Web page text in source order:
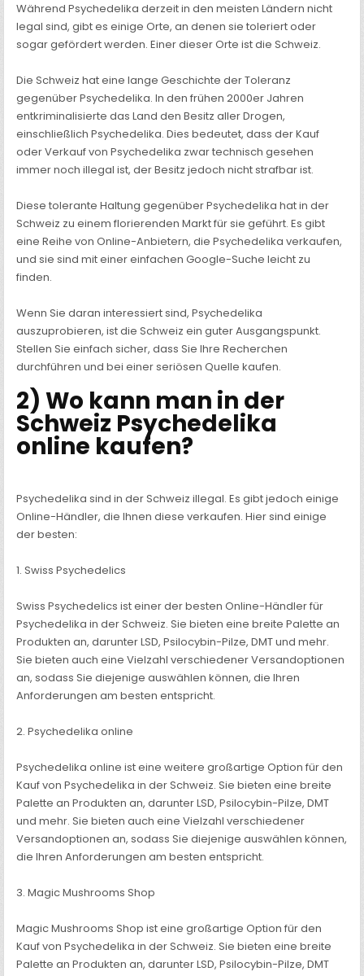
Während Psychedelika derzeit in den meisten Ländern nicht
legal sind, gibt es einige Orte, an denen sie toleriert oder
sogar gefördert werden. Einer dieser Orte ist die Schweiz.
Die Schweiz hat eine lange Geschichte der Toleranz
gegenüber Psychedelika. In den frühen 2000er Jahren
entkriminalisierte das Land den Besitz aller Drogen,
einschließlich Psychedelika. Dies bedeutet, dass der Kauf
oder Verkauf von Psychedelika zwar technisch gesehen
immer noch illegal ist, der Besitz jedoch nicht strafbar ist.
Diese tolerante Haltung gegenüber Psychedelika hat in der
Schweiz zu einem florierenden Markt für sie geführt. Es gibt
eine Reihe von Online-Anbietern, die Psychedelika verkaufen,
und sie sind mit einer einfachen Google-Suche leicht zu
finden.
Wenn Sie daran interessiert sind, Psychedelika
auszuprobieren, ist die Schweiz ein guter Ausgangspunkt.
Stellen Sie einfach sicher, dass Sie Ihre Recherchen
durchführen und bei einer seriösen Quelle kaufen.
2) Wo kann man in der
Schweiz Psychedelika
online kaufen?
Psychedelika sind in der Schweiz illegal. Es gibt jedoch einige
Online-Händler, die Ihnen diese verkaufen. Hier sind einige
der besten:
1. Swiss Psychedelics
Swiss Psychedelics ist einer der besten Online-Händler für
Psychedelika in der Schweiz. Sie bieten eine breite Palette an
Produkten an, darunter LSD, Psilocybin-Pilze, DMT und mehr.
Sie bieten auch eine Vielzahl verschiedener Versandoptionen
an, sodass Sie diejenige auswählen können, die Ihren
Anforderungen am besten entspricht.
2. Psychedelika online
Psychedelika online ist eine weitere großartige Option für den
Kauf von Psychedelika in der Schweiz. Sie bieten eine breite
Palette an Produkten an, darunter LSD, Psilocybin-Pilze, DMT
und mehr. Sie bieten auch eine Vielzahl verschiedener
Versandoptionen an, sodass Sie diejenige auswählen können,
die Ihren Anforderungen am besten entspricht.
3. Magic Mushrooms Shop
Magic Mushrooms Shop ist eine großartige Option für den
Kauf von Psychedelika in der Schweiz. Sie bieten eine breite
Palette an Produkten an, darunter LSD, Psilocybin-Pilze, DMT